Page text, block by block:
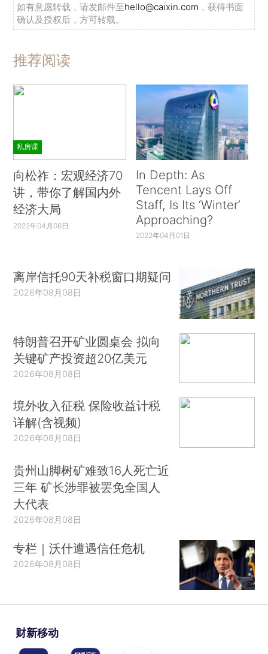
如有意愿转载，请发邮件至hello@caixin.com ，获得书面
确认及授权后，方可转载。
推荐阅读
私房课
向松祚：宏观经济70
讲，带你了解国内外
经济大局
2022年04月06日
In Depth: As
Tencent Lays Off
Staff, Is Its ‘Winter’
Approaching?
2022年04月01日
离岸信托90天补税窗口期疑问
2026年08月08日
特朗普召开矿业圆桌会 拟向
关键矿产投资超20亿美元
2026年08月08日
境外收入征税 保险收益计税
详解(含视频)
2026年08月08日
贵州山脚树矿难致16人死亡近
三年 矿长涉罪被罢免全国人
大代表
2026年08月08日
专栏｜沃什遭遇信任危机
2026年08月08日
财新移动